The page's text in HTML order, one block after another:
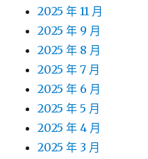
2025 年 11 月
2025 年 9 月
2025 年 8 月
2025 年 7 月
2025 年 6 月
2025 年 5 月
2025 年 4 月
2025 年 3 月